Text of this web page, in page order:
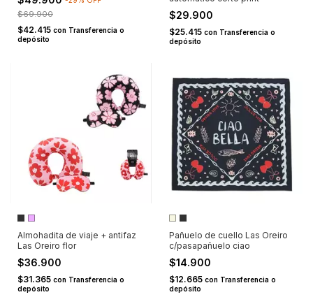
$69.900
$42.415 con Transferencia o
depósito
$29.900
$25.415 con Transferencia o
depósito
Almohadita de viaje + antifaz
Las Oreiro flor
$36.900
$31.365 con Transferencia o
depósito
Pañuelo de cuello Las Oreiro
c/pasapañuelo ciao
$14.900
$12.665 con Transferencia o
depósito